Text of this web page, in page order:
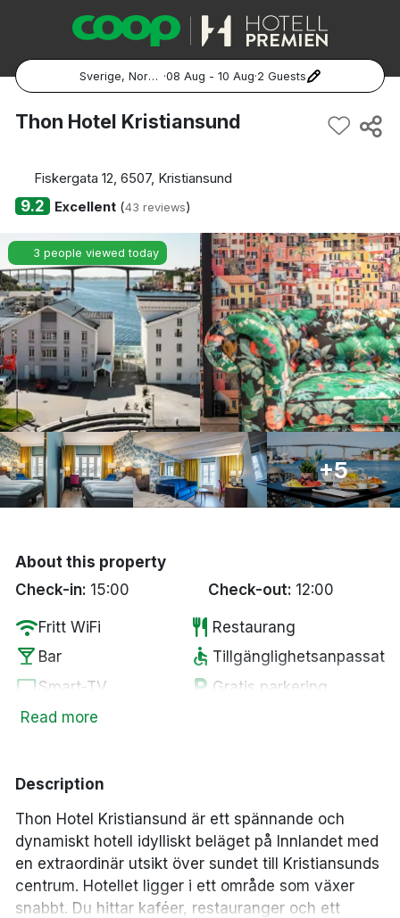
Sverige, Norge, Danmark ·08 Aug - 10 Aug·2 Guests
Popular Destinations:
Göteborg
Malmö
Hela Norge
Oslo
Bergen
Hela Danmark
Thon Hotel Kristiansund
Fiskergata 12, 6507, Kristiansund
9.2 Excellent(43 reviews)
3 people viewed today
+5
About this property
Check-in: 15:00 Check-out: 12:00
wifiFritt WiFi restaurant Restaurang
local_bar Bar accessible Tillgänglighetsanpassat
tvSmart-TV local_parking Gratis parkering
smoke_freeRökfria rum
Read more
Description
Thon Hotel Kristiansund är ett spännande och
dynamiskt hotell idylliskt beläget på Innlandet med
en extraordinär utsikt över sundet till Kristiansunds
centrum. Hotellet ligger i ett område som växer
snabbt. Du hittar kaféer, restauranger och ett